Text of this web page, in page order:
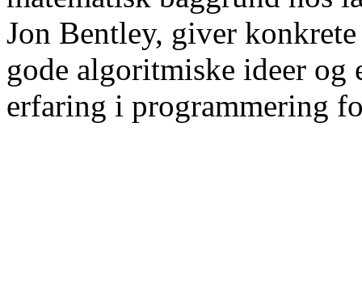
Jon Bentley, giver
gode algoritmiske ideer
erfaring i programmering